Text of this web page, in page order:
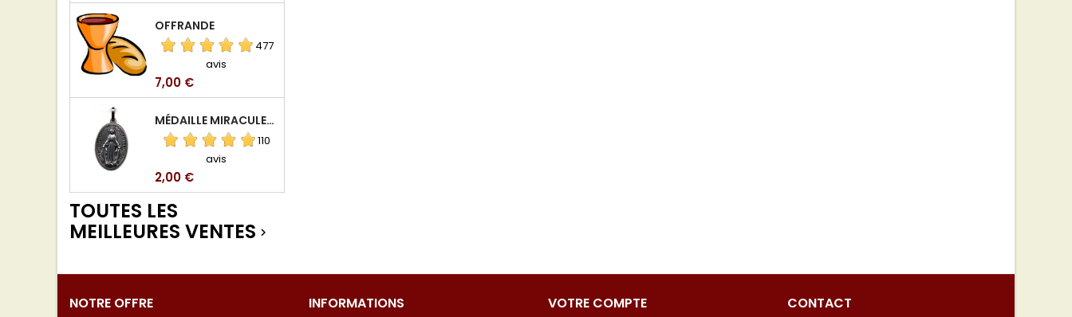
OFFRANDE
477
avis
Prix
7,00 €
MÉDAILLE MIRACULEUSE DE VIERGE DE LA RUE DU BAC
110
avis
Prix
2,00 €
TOUTES LES
MEILLEURES VENTES 
NOTRE OFFRE INFORMATIONS VOTRE COMPTE CONTACT